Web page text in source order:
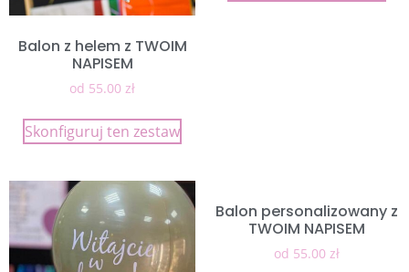
Balon z helem z TWOIM
NAPISEM
od 55.00 zł
Skonfiguruj ten zestaw
Balon personalizowany z
TWOIM NAPISEM
od 55.00 zł